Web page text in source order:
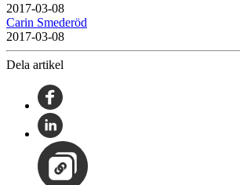
2017-03-08
Carin Smederöd
2017-03-08
Dela artikel